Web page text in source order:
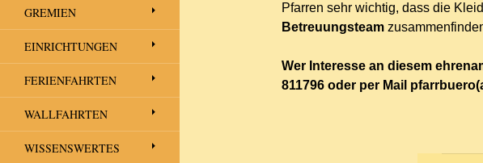
Pfarren sehr wichtig, dass die
Betreuungsteam
Wer Interesse an diesem
811796 oder per Mail
GREMIEN
EINRICHTUNGEN
FERIENFAHRTEN
WALLFAHRTEN
WISSENSWERTES